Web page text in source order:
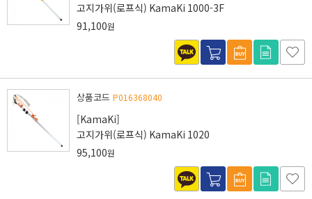
고지가위(로프식) KamaKi 1000-3F
91,100원
상품코드 P016368040
[KamaKi]
고지가위(로프식) KamaKi 1020
95,100원